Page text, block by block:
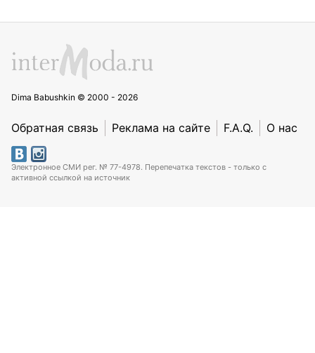
Dima Babushkin © 2000 - 2026
Обратная связь Реклама на сайте F.A.Q. О нас
Электронное СМИ рег. № 77-4978. Перепечатка текстов - только с
активной ссылкой на источник